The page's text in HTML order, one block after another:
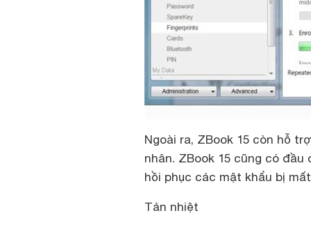
Ngoài ra, ZBook 15 còn hỗ
nhân. ZBook 15 cũng có đầu
hồi phục các mật khẩu bị
Tản nhiệt